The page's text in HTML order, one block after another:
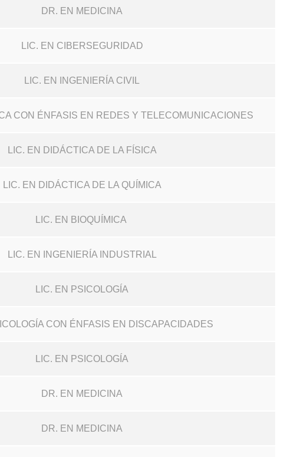
DR. EN MEDICINA
LIC. EN CIBERSEGURIDAD
LIC. EN INGENIERÍA CIVIL
CON ÉNFASIS EN REDES Y TELECOMUNICACIONES
LIC. EN DIDÁCTICA DE LA FÍSICA
LIC. EN DIDÁCTICA DE LA QUÍMICA
LIC. EN BIOQUÍMICA
LIC. EN INGENIERÍA INDUSTRIAL
LIC. EN PSICOLOGÍA
CON ÉNFASIS EN DISCAPACIDADES
LIC. EN PSICOLOGÍA
DR. EN MEDICINA
DR. EN MEDICINA